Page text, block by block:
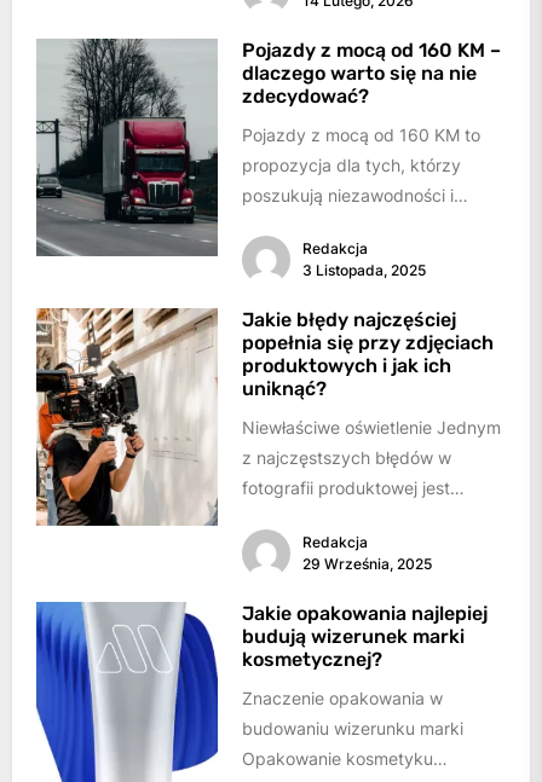
kanalizacyjnych polega na
zastosowaniu trwałych
systemów identyfikacji...
Pojazdy z mocą od 160 KM –
dlaczego warto się na nie
zdecydować?
Pojazdy z mocą od 160 KM to
propozycja dla tych, którzy
poszukują niezawodności i
przede wszystkim wydajności...
Redakcja
3 Listopada, 2025
Jakie błędy najczęściej
popełnia się przy zdjęciach
produktowych i jak ich
uniknąć?
Niewłaściwe oświetlenie Jednym
z najczęstszych błędów w
fotografii produktowej jest
ciemne zdjęcia sprawiają, że
produkt wygląda nieatrakcyjnie
i...
Redakcja
29 Września, 2025
Jakie opakowania najlepiej
budują wizerunek marki
kosmetycznej?
Znaczenie opakowania w
budowaniu wizerunku marki
Opakowanie kosmetyku